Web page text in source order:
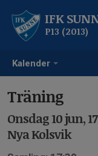
Kalender
IFK
P13 (2013)
Träning
Onsdag 10 jun,
Nya Kolsvik